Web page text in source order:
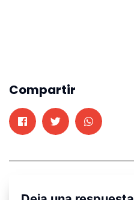
Compartir